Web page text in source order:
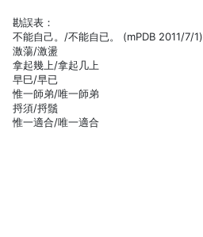
勘誤表：
不能自己。/不能自已。 (mPDB 2011/7/1)
激蕩/激盪
拿起幾上/拿起几上
早巳/早已
惟一師弟/唯一師弟
捋須/捋鬚
惟一適合/唯一適合